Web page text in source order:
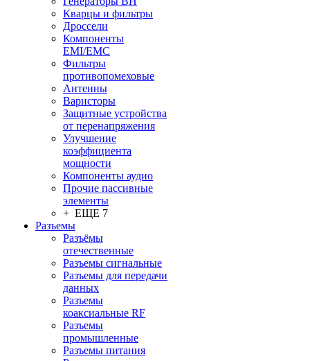
Кварцы и фильтры
Дроссели
Компоненты
EMI/EMC
Фильтры
противопомеховые
Антенны
Варисторы
Защитные устройства
от перенапряжения
Улучшение
коэффициента
мощности
Компоненты аудио
Прочие пассивные
элементы
+ ЕЩЕ 7
Разъeмы
Разъёмы
отечественные
Разъeмы сигнальные
Разъeмы для передачи
данных
Разъeмы
коаксиальные RF
Разъeмы
промышленные
Разъeмы питания